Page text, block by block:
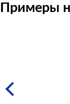
Примеры